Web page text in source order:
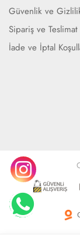
Güvenlik ve
Sipariş ve
İade ve İptal